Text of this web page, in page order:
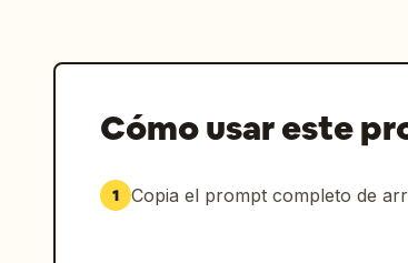
Cómo usar este
1 Copia el prompt completo de